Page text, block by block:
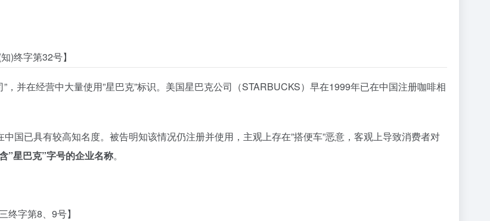
)终字第32号】
，并在经营中大量使用”星巴克”标识。美国星巴克公司（STARBUCKS）早在1999年已在中国注册咖啡相
国已具有较高知名度。被告明知该情况仍注册并使用，主观上存在”搭便车”恶意，客观上导致消费者对
”星巴克”字号的企业名称。
字第8、9号】